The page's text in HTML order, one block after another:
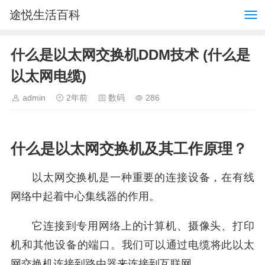
途悦生活百科
什么是以太网交换机DDM技术 (什么是
以太网电缆)
admin 2年前 数码 286
什么是以太网交换机及其工作原理？
以太网交换机是一种重要的连接设备，在有线
网络中起着中心集线器的作用。
它连接到专用网络上的计算机、摄像头、打印
机和其他设备的端口。我们可以通过电缆将此以太